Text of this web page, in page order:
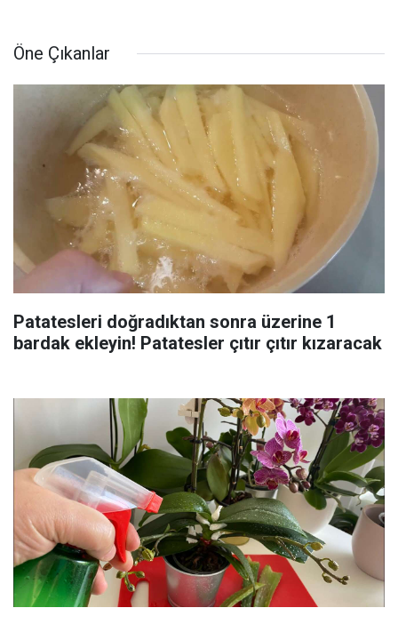
Öne Çıkanlar
Patatesleri doğradıktan sonra üzerine 1
bardak ekleyin! Patatesler çıtır çıtır kızaracak